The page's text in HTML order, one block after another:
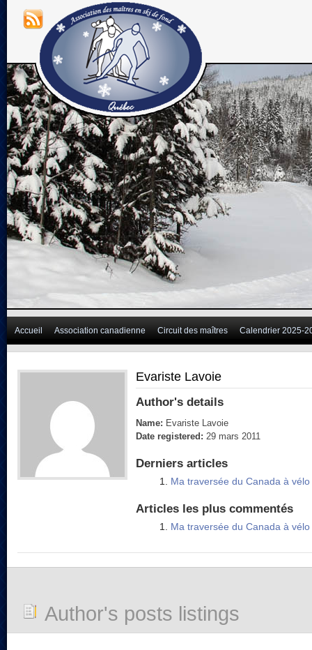
Accueil Association canadienne Circuit des maîtres Calendrier 2025-
Evariste Lavoie
Author's details
Name: Evariste Lavoie
Date registered: 29 mars 2011
Derniers articles
Ma traversée du Canada à vélo
Articles les plus commentés
Ma traversée du Canada à vélo
Author's posts listings